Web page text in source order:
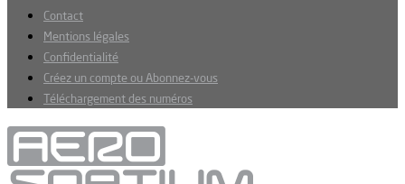
Contact
Mentions légales
Confidentialité
Créez un compte ou Abonnez-vous
Téléchargement des numéros